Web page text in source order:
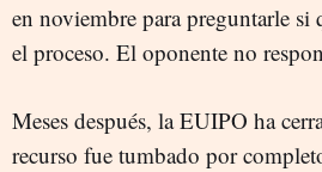
en noviembre para preguntarle si
el proceso. El oponente no
Meses después, la EUIPO ha
recurso fue tumbado por